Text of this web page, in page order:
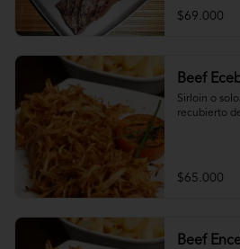
$69.000
Beef
Sirloin o
recubierto
$65.000
Beef